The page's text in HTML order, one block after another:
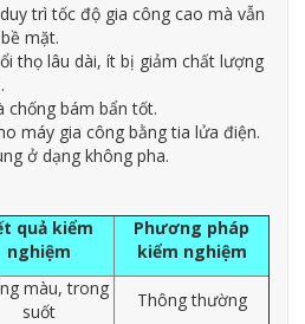
trì tốc độ gia công cao mà vẫn
mặt.
thọ lâu dài, ít bị giảm chất lượng
chống bám bẩn tốt.
máy gia công bằng tia lửa điện.
ở dạng không pha.
quả kiểm
nghiệm
Phương pháp
kiểm nghiệm
màu, trong
suốt
Thông thường